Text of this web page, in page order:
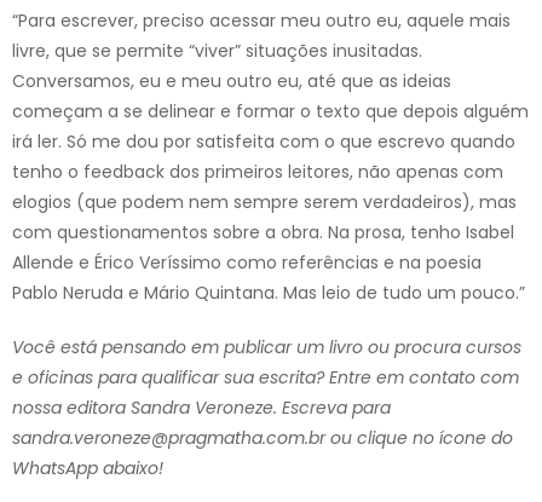
“Para escrever, preciso acessar meu outro eu, aquele mais
livre, que se permite “viver” situações inusitadas.
Conversamos, eu e meu outro eu, até que as ideias
começam a se delinear e formar o texto que depois alguém
irá ler. Só me dou por satisfeita com o que escrevo quando
tenho o feedback dos primeiros leitores, não apenas com
elogios (que podem nem sempre serem verdadeiros), mas
com questionamentos sobre a obra. Na prosa, tenho Isabel
Allende e Érico Veríssimo como referências e na poesia
Pablo Neruda e Mário Quintana. Mas leio de tudo um pouco.”
Você está pensando em publicar um livro ou procura cursos
e oficinas para qualificar sua escrita? Entre em contato com
nossa editora Sandra Veroneze. Escreva para
sandra.veroneze@pragmatha.com.br ou clique no ícone do
WhatsApp abaixo!